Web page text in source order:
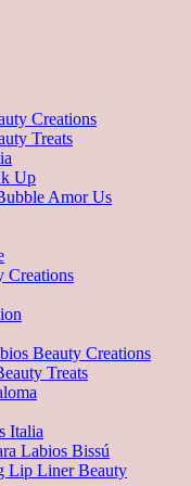
Creations
Treats
Up
Amor Us
Creations
Beauty Creations
Treats
Italia
Labios Bissú
Lip Liner Beauty